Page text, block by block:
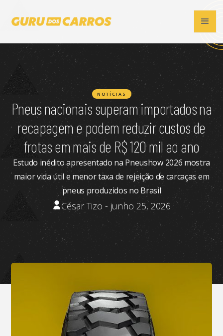
NOTÍCIAS
Pneus nacionais superam importados na
recapagem e podem reduzir custos de
frotas em mais de R$ 120 mil ao ano
Estudo inédito apresentado na Pneushow 2026 mostra
maior vida útil e menor taxa de rejeição de carcaças em
pneus produzidos no Brasil
César Tizo - junho 25, 2026